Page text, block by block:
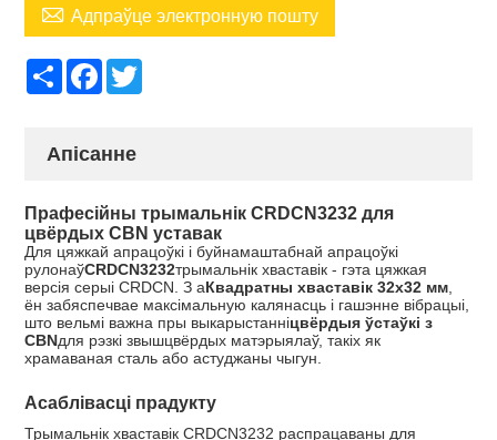
 Адпраўце электронную пошту
ShareFacebook
Апісанне
Прафесійны трымальнік CRDCN3232 для
цвёрдых CBN уставак
Для цяжкай апрацоўкі і буйнамаштабнай апрацоўкі
рулонаўCRDCN3232трымальнік хваставік - гэта цяжкая
версія серыі CRDCN. З аКвадратны хваставік 32х32 мм
ён забяспечвае максімальную калянасць і гашэнне вібрацыі,
што вельмі важна пры выкарыстанніцвёрдыя ўстаўкі з
CBNдля рэзкі звышцвёрдых матэрыялаў, такіх як
храмаваная сталь або астуджаны чыгун.
Асаблівасці прадукту
Трымальнік хваставік CRDCN3232 распрацаваны для